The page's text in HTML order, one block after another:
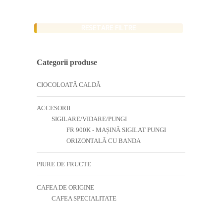
Categorii produse
CIOCOLOATĂ CALDĂ
ACCESORII
SIGILARE/VIDARE/PUNGI
FR 900K - MAȘINĂ SIGILAT PUNGI
ORIZONTALĂ CU BANDA
PIURE DE FRUCTE
CAFEA DE ORIGINE
CAFEA SPECIALITATE